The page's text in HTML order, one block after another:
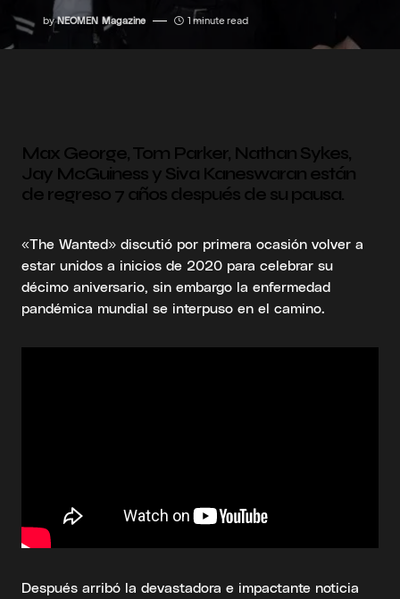
by NEOMEN Magazine 1 minute read
Max George, Tom Parker, Nathan Sykes,
Jay McGuiness y Siva Kaneswaran están
de regreso 7 años después de su pausa.
«The Wanted» discutió por primera ocasión volver a
estar unidos a inicios de 2020 para celebrar su
décimo aniversario, sin embargo la enfermedad
pandémica mundial se interpuso en el camino.
Después arribó la devastadora e impactante noticia